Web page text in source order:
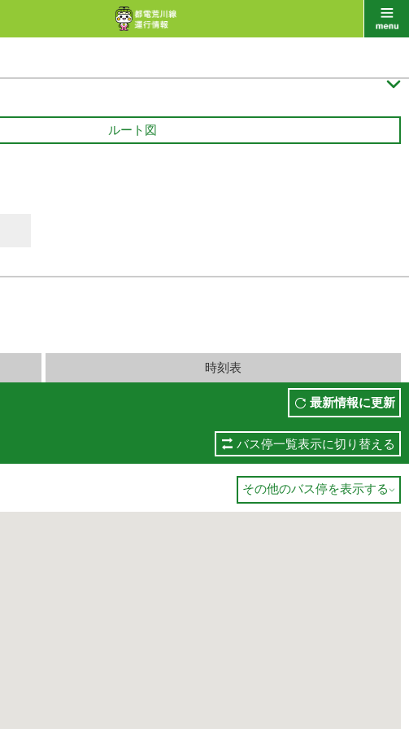

ルート図
時刻表
最新情報に更新
バス停一覧表示に切り替える
その他のバス停を表示する 